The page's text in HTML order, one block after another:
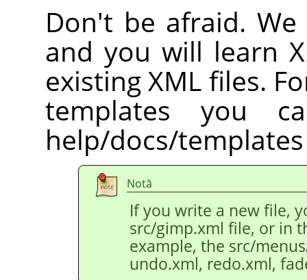
Don't be afraid.
and you will learn
existing XML files.
templates you
help/docs/
Notă
If you write a new file,
src/gimp.xml file, or in
example, the src/
undo.xml, redo.xml,